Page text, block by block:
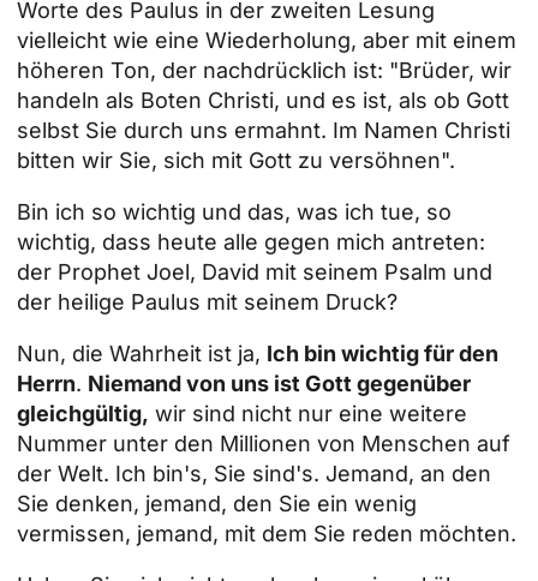
Worte des Paulus in der zweiten Lesung
vielleicht wie eine Wiederholung, aber mit einem
höheren Ton, der nachdrücklich ist: "Brüder, wir
handeln als Boten Christi, und es ist, als ob Gott
selbst Sie durch uns ermahnt. Im Namen Christi
bitten wir Sie, sich mit Gott zu versöhnen".
Bin ich so wichtig und das, was ich tue, so
wichtig, dass heute alle gegen mich antreten:
der Prophet Joel, David mit seinem Psalm und
der heilige Paulus mit seinem Druck?
Nun, die Wahrheit ist ja, Ich bin wichtig für den
Herrn. Niemand von uns ist Gott gegenüber
gleichgültig, wir sind nicht nur eine weitere
Nummer unter den Millionen von Menschen auf
der Welt. Ich bin's, Sie sind's. Jemand, an den
Sie denken, jemand, den Sie ein wenig
vermissen, jemand, mit dem Sie reden möchten.